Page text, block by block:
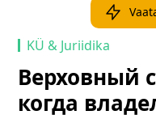
KÜ & Juriidika
Верховный
когда